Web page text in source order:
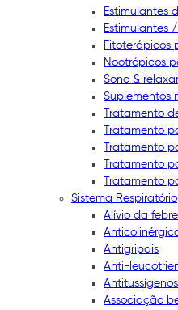
Estimulantes
Estimulantes
Fitoterápicos
Nootrópicos
Sono &
Suplementos
Tratamento
Tratamento
Tratamento
Tratamento
Tratamento
Sistema Respiratório
Alívio da febre
Antigripais
Anti-
Antitussígenos
Associação